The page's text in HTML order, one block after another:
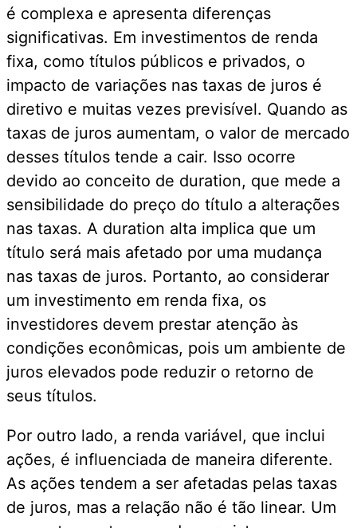
é complexa e apresenta diferenças
significativas. Em investimentos de renda
fixa, como títulos públicos e privados, o
impacto de variações nas taxas de juros é
diretivo e muitas vezes previsível. Quando as
taxas de juros aumentam, o valor de mercado
desses títulos tende a cair. Isso ocorre
devido ao conceito de duration, que mede a
sensibilidade do preço do título a alterações
nas taxas. A duration alta implica que um
título será mais afetado por uma mudança
nas taxas de juros. Portanto, ao considerar
um investimento em renda fixa, os
investidores devem prestar atenção às
condições econômicas, pois um ambiente de
juros elevados pode reduzir o retorno de
seus títulos.
Por outro lado, a renda variável, que inclui
ações, é influenciada de maneira diferente.
As ações tendem a ser afetadas pelas taxas
de juros, mas a relação não é tão linear. Um